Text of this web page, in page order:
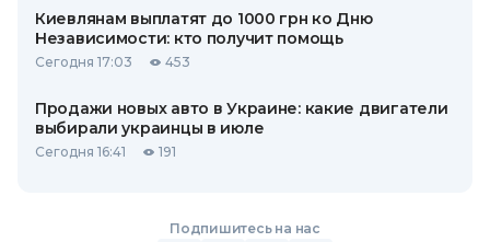
Киевлянам выплатят до 1000 грн ко Дню
Независимости: кто получит помощь
Сегодня 17:03 453
Продажи новых авто в Украине: какие двигатели
выбирали украинцы в июле
Сегодня 16:41 191
Подпишитесь на нас